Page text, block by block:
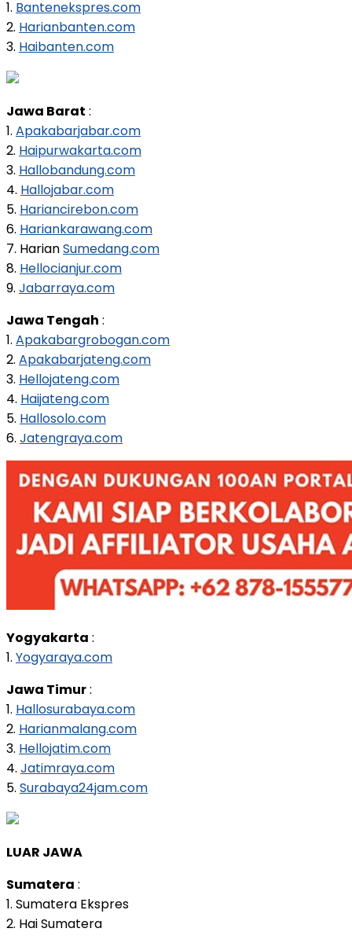
1. Bantenekspres.com
2. Harianbanten.com
3. Haibanten.com
Jawa Barat :
1. Apakabarjabar.com
2. Haipurwakarta.com
3. Hallobandung.com
4. Hallojabar.com
5. Hariancirebon.com
6. Hariankarawang.com
7. HarianSumedang.com
8. Hellocianjur.com
9. Jabarraya.com
Jawa Tengah :
1. Apakabargrobogan.com
2. Apakabarjateng.com
3. Hellojateng.com
4. Haijateng.com
5. Hallosolo.com
6. Jatengraya.com
Yogyakarta :
1. Yogyaraya.com
Jawa Timur:
1. Hallosurabaya.com
2. Harianmalang.com
3. Hellojatim.com
4. Jatimraya.com
5. Surabaya24jam.com
LUAR JAWA
Sumatera :
1. Sumatera Ekspres
2. Hai Sumatera